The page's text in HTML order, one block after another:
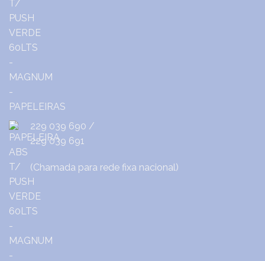
229 039 690 /
229 039 691
(Chamada para rede fixa nacional)